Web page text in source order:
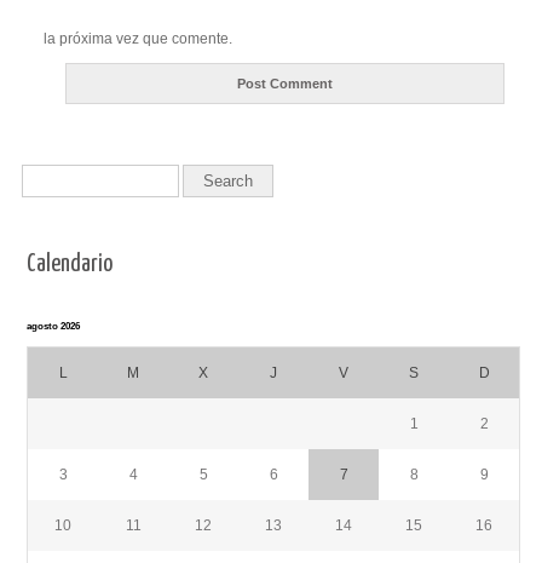
la próxima vez que comente.
Calendario
agosto 2026
L M X J V S D
1 2
3 4 5 6 7 8 9
10 11 12 13 14 15 16